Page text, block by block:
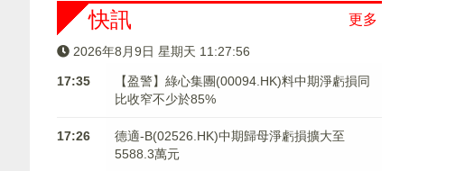
更多
快訊
2026年8月9日 星期天 11:27:57
17:35
【盈警】綠心集團(00094.HK)料中期淨虧損同
比收窄不少於85%
17:26
德適-B(02526.HK)中期歸母淨虧損擴大至
5588.3萬元